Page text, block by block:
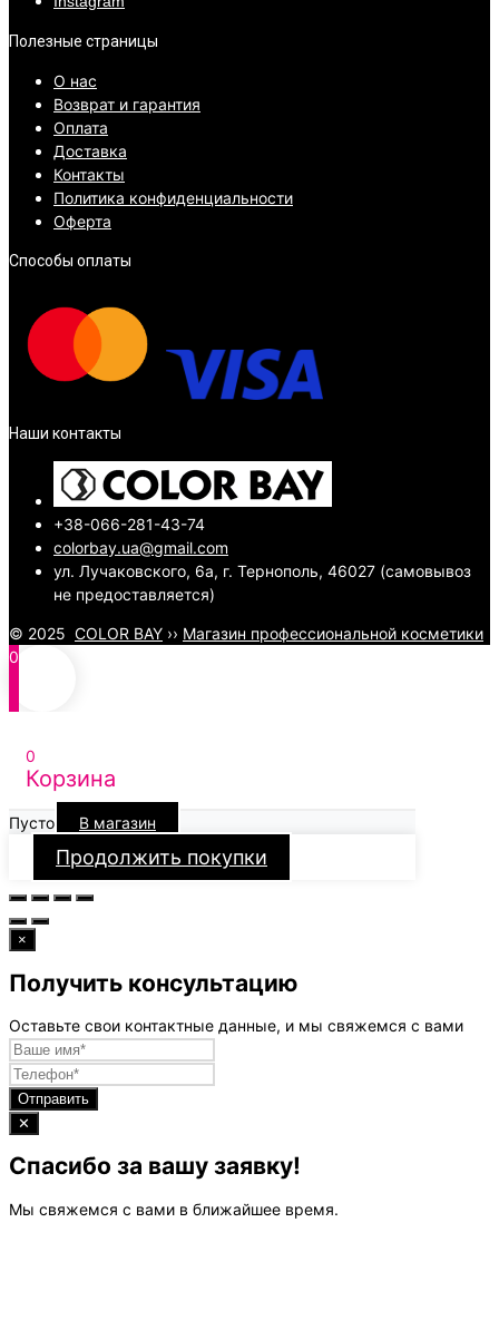
Полезные страницы
О нас
Возврат и гарантия
Оплата
Доставка
Контакты
Политика конфиденциальности
Оферта
Способы оплаты
Наши контакты
+38-066-281-43-74
colorbay.ua@gmail.com
ул. Лучаковского, 6а, г. Тернополь, 46027 (самовывоз
не предоставляется)
© 2025 COLOR BAY ›› Магазин профессиональной косметики
0
0
Корзина
Пусто В магазин
Продолжить покупки
×
Получить консультацию
Оставьте свои контактные данные, и мы свяжемся с вами
Отправить
✕
Спасибо за вашу заявку!
Мы свяжемся с вами в ближайшее время.